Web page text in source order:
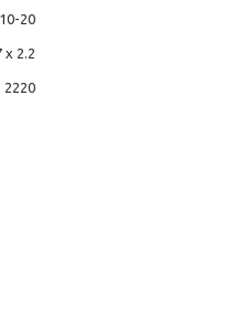
10-20
x 2.2
2220